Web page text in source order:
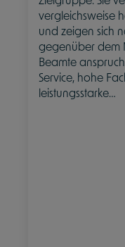
vergleichsweise
und zeigen sich
gegenüber dem
Beamte
Service, hohe
leistungsstarke…